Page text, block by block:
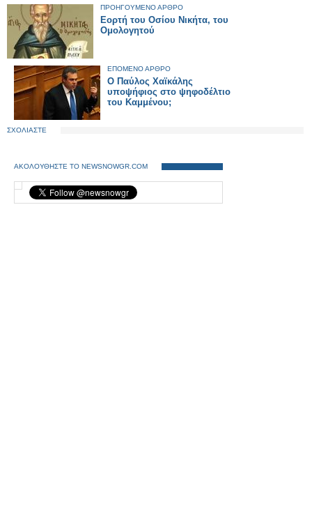
ΠΡΟΗΓΟΥΜΕΝΟ ΑΡΘΡΟ
Εορτή του Οσίου Νικήτα, του
Ομολογητού
ΕΠΟΜΕΝΟ ΑΡΘΡΟ
Ο Παύλος Χαϊκάλης
υποψήφιος στο ψηφοδέλτιο
του Καμμένου;
ΣΧΟΛΙΑΣΤΕ
ΑΚΟΛΟΥΘΗΣΤΕ ΤΟ NEWSNOWGR.COM